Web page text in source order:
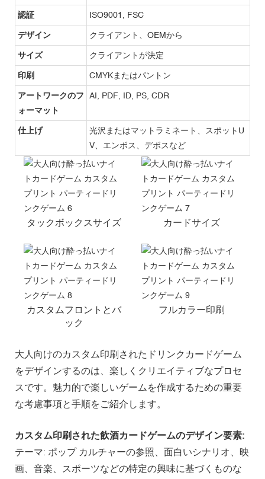
認証 ISO9001, FSC
デザイン クライアント、OEMから
サイズ クライアントが決定
印刷 CMYKまたはパントン
アートワークのフ
ォーマット
AI, PDF, ID, PS, CDR
仕上げ
光沢またはマットラミネート、スポットU
V、エンボス、デボスなど
タックボックスサイズ カードサイズ
カスタムフロントとバ
ック
フルカラー印刷
大人向けのカスタム印刷されたドリンクカードゲーム
をデザインするのは、楽しくクリエイティブなプロセ
スです。魅力的で楽しいゲームを作成するための重要
な考慮事項と手順をご紹介します。
カスタム印刷された飲酒カードゲームのデザイン要素:
テーマ: ポップ カルチャーの参照、面白いシナリオ、映
画、音楽、スポーツなどの特定の興味に基づくものな